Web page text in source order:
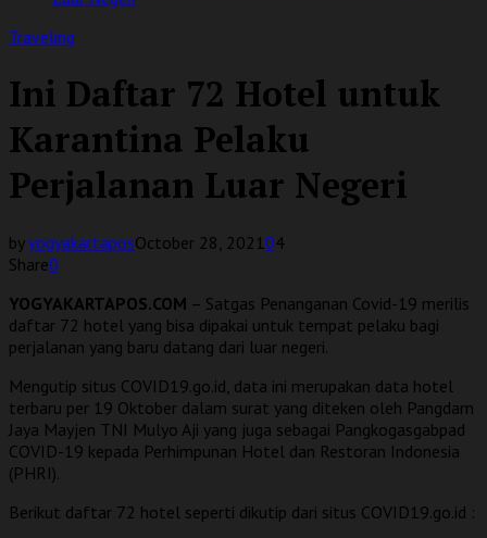
Traveling
Ini Daftar 72 Hotel untuk
Karantina Pelaku
Perjalanan Luar Negeri
byyogyakartaposOctober 28, 2021 04
Share0
YOGYAKARTAPOS.COM – Satgas Penanganan Covid-19 merilis
daftar 72 hotel yang bisa dipakai untuk tempat pelaku bagi
perjalanan yang baru datang dari luar negeri.
Mengutip situs COVID19.go.id, data ini merupakan data hotel
terbaru per 19 Oktober dalam surat yang diteken oleh Pangdam
Jaya Mayjen TNI Mulyo Aji yang juga sebagai Pangkogasgabpad
COVID-19 kepada Perhimpunan Hotel dan Restoran Indonesia
(PHRI).
Berikut daftar 72 hotel seperti dikutip dari situs COVID19.go.id :